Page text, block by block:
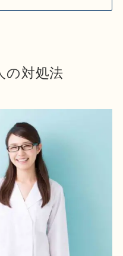
の対処法